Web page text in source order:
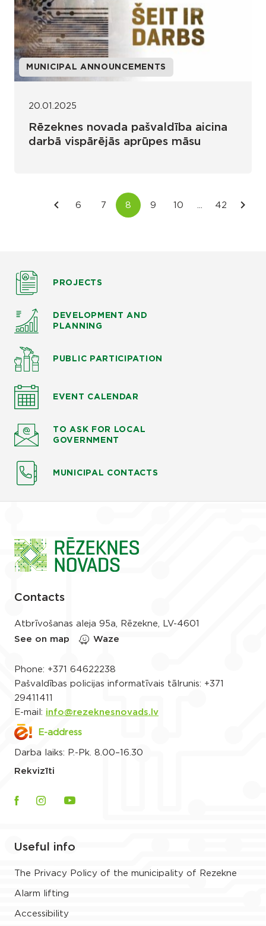
MUNICIPAL ANNOUNCEMENTS
20.01.2025
Rēzeknes novada pašvaldība aicina
darbā vispārējās aprūpes māsu
PROJECTS
DEVELOPMENT AND
PLANNING
PUBLIC PARTICIPATION
EVENT CALENDAR
TO ASK FOR LOCAL
GOVERNMENT
MUNICIPAL CONTACTS
Contacts
Atbrīvošanas aleja 95a, Rēzekne, LV-4601
See on map
Waze
Phone: +371 64622238
Pašvaldības policijas informatīvais tālrunis: +371
29411411
E-mail: info@rezeknesnovads.lv
E-address
Darba laiks: P.-Pk. 8.00–16.30
Rekvizīti
Useful info
The Privacy Policy of the municipality of Rezekne
Alarm lifting
Accessibility